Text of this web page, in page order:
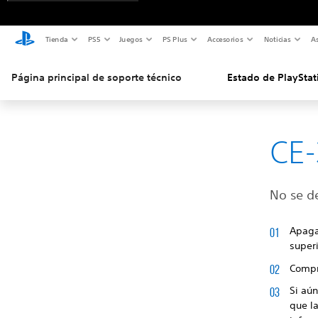
Tienda PS5 Juegos PS Plus Accesorios Noticias
Página principal de soporte técnico Estado de
No se
Si
que